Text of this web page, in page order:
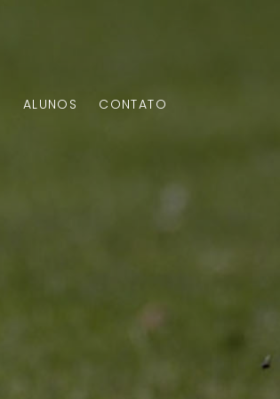
ALUNOS CONTATO